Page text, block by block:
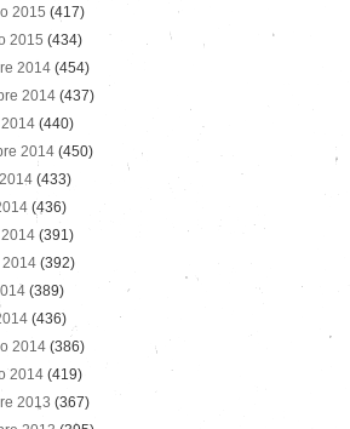
2015 (417)
2015 (434)
2014 (454)
2014 (437)
(440)
2014 (450)
(433)
(436)
(391)
2014 (392)
(389)
(436)
2014 (386)
2014 (419)
2013 (367)